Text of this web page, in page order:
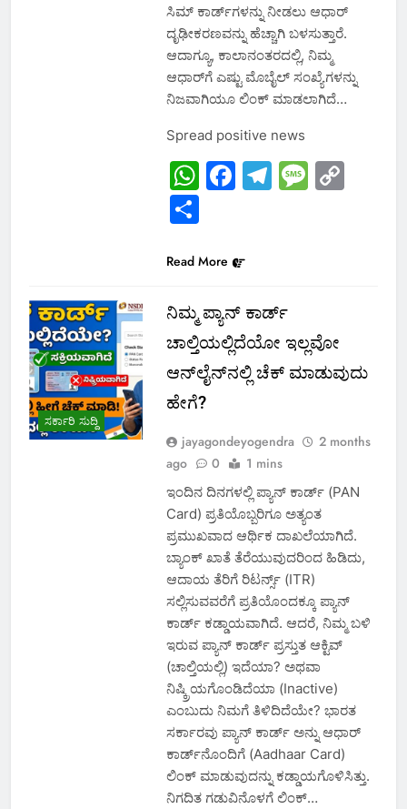
ಸಿಮ್ ಕಾರ್ಡ್‌ಗಳನ್ನು ನೀಡಲು ಆಧಾರ್
ದೃಢೀಕರಣವನ್ನು ಹೆಚ್ಚಾಗಿ ಬಳಸುತ್ತಾರೆ.
ಆದಾಗ್ಯೂ, ಕಾಲಾನಂತರದಲ್ಲಿ, ನಿಮ್ಮ
ಆಧಾರ್‌ಗೆ ಎಷ್ಟು ಮೊಬೈಲ್ ಸಂಖ್ಯೆಗಳನ್ನು
ನಿಜವಾಗಿಯೂ ಲಿಂಕ್ ಮಾಡಲಾಗಿದೆ…
Spread positive news
WhatsApp
Facebook
Telegram
Share
Read More
ಸರ್ಕಾರಿ ಸುದ್ದಿ
ನಿಮ್ಮ ಪ್ಯಾನ್ ಕಾರ್ಡ್
ಚಾಲ್ತಿಯಲ್ಲಿದೆಯೋ ಇಲ್ಲವೋ
ಆನ್‌ಲೈನ್‌ನಲ್ಲಿ ಚೆಕ್ ಮಾಡುವುದು
ಹೇಗೆ?
jayagondeyogendra
2 months
ago
0 1 mins
ಇಂದಿನ ದಿನಗಳಲ್ಲಿ ಪ್ಯಾನ್ ಕಾರ್ಡ್ (PAN
Card) ಪ್ರತಿಯೊಬ್ಬರಿಗೂ ಅತ್ಯಂತ
ಪ್ರಮುಖವಾದ ಆರ್ಥಿಕ ದಾಖಲೆಯಾಗಿದೆ.
ಬ್ಯಾಂಕ್ ಖಾತೆ ತೆರೆಯುವುದರಿಂದ ಹಿಡಿದು,
ಆದಾಯ ತೆರಿಗೆ ರಿಟರ್ನ್ಸ್ (ITR)
ಸಲ್ಲಿಸುವವರೆಗೆ ಪ್ರತಿಯೊಂದಕ್ಕೂ ಪ್ಯಾನ್
ಕಾರ್ಡ್ ಕಡ್ಡಾಯವಾಗಿದೆ. ಆದರೆ, ನಿಮ್ಮ ಬಳಿ
ಇರುವ ಪ್ಯಾನ್ ಕಾರ್ಡ್ ಪ್ರಸ್ತುತ ಆಕ್ಟಿವ್
(ಚಾಲ್ತಿಯಲ್ಲಿ) ಇದೆಯಾ? ಅಥವಾ
ನಿಷ್ಕ್ರಿಯಗೊಂಡಿದೆಯಾ (Inactive)
ಎಂಬುದು ನಿಮಗೆ ತಿಳಿದಿದೆಯೇ? ಭಾರತ
ಸರ್ಕಾರವು ಪ್ಯಾನ್ ಕಾರ್ಡ್ ಅನ್ನು ಆಧಾರ್
ಕಾರ್ಡ್‌ನೊಂದಿಗೆ (Aadhaar Card)
ಲಿಂಕ್ ಮಾಡುವುದನ್ನು ಕಡ್ಡಾಯಗೊಳಿಸಿತ್ತು.
ನಿಗದಿತ ಗಡುವಿನೊಳಗೆ ಲಿಂಕ್…